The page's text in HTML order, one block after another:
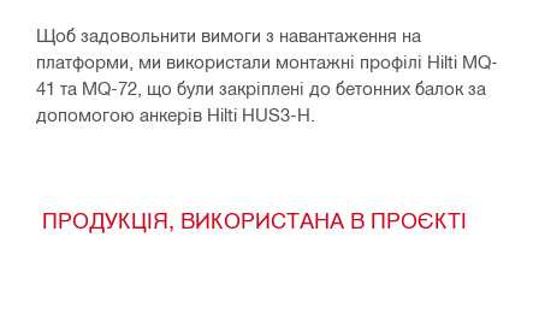
Щоб задовольнити вимоги з навантаження на
платформи, ми використали монтажні профілі Hilti MQ-
41 та MQ-72, що були закріплені до бетонних балок за
допомогою анкерів Hilti HUS3-H.
ПРОДУКЦІЯ, ВИКОРИСТАНА В ПРОЄКТІ